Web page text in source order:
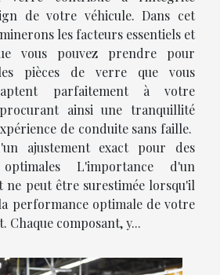
de votre véhicule. Dans cet
les facteurs essentiels et
vous pouvez prendre pour
pièces de verre que vous
parfaitement à votre
ainsi une tranquillité
de conduite sans faille.
ajustement exact pour des
optimales L'importance d'un
ne peut être surestimée lorsqu'il
performance optimale de votre
Chaque composant, y...